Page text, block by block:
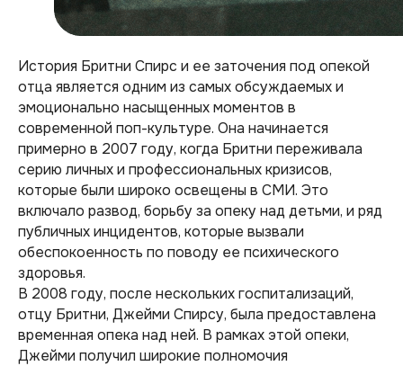
История Бритни Спирс и ее заточения под опекой
отца является одним из самых обсуждаемых и
эмоционально насыщенных моментов в
современной поп-культуре. Она начинается
примерно в 2007 году, когда Бритни переживала
серию личных и профессиональных кризисов,
которые были широко освещены в СМИ. Это
включало развод, борьбу за опеку над детьми, и ряд
публичных инцидентов, которые вызвали
обеспокоенность по поводу ее психического
здоровья.
В 2008 году, после нескольких госпитализаций,
отцу Бритни, Джейми Спирсу, была предоставлена
временная опека над ней. В рамках этой опеки,
Джейми получил широкие полномочия